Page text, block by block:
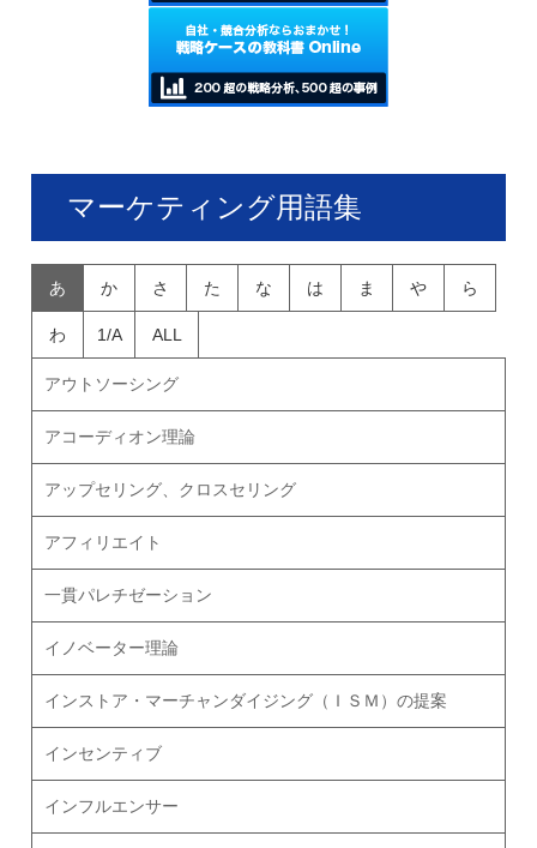
マーケティング用語集
あ か さ た な は ま や ら
わ 1/A ALL
アウトソーシング
アコーディオン理論
アップセリング、クロスセリング
アフィリエイト
一貫パレチゼーション
イノベーター理論
インストア・マーチャンダイジング（ＩＳＭ）の提案
インセンティブ
インフルエンサー